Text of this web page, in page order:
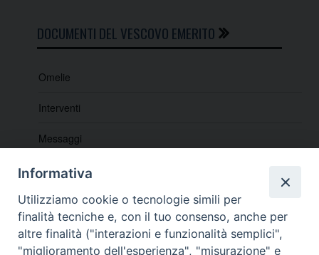
DOCUMENTI DEL VESCOVO EMERITO
Omelie
Interventi
Messaggi
Indicazioni e lettere pastorali
Lectio e Quaresimali
Informativa
Utilizziamo cookie o tecnologie simili per
finalità tecniche e, con il tuo consenso, anche per
altre finalità ("interazioni e funzionalità semplici",
"miglioramento dell'esperienza", "misurazione" e